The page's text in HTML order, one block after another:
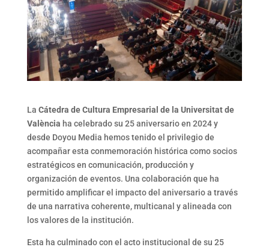
La Cátedra de Cultura Empresarial de la Universitat de
València ha celebrado su 25 aniversario en 2024 y
desde Doyou Media hemos tenido el privilegio de
acompañar esta conmemoración histórica como socios
estratégicos en comunicación, producción y
organización de eventos. Una colaboración que ha
permitido amplificar el impacto del aniversario a través
de una narrativa coherente, multicanal y alineada con
los valores de la institución.
Esta ha culminado con el acto institucional de su 25